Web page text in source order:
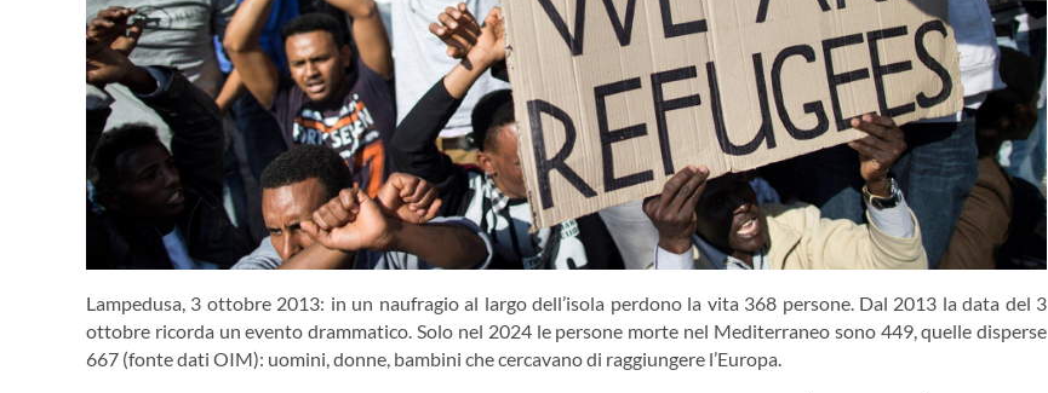
Lampedusa, 3 ottobre 2013: in un naufragio al largo dell’isola perdono la vita 368 persone. Dal 2013 la data del 3
ottobre ricorda un evento drammatico. Solo nel 2024 le persone morte nel Mediterraneo sono 449, quelle disperse
667 (fonte dati OIM): uomini, donne, bambini che cercavano di raggiungere l’Europa.